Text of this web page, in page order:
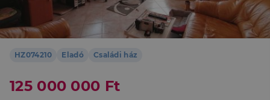
HZ074210 Eladó Családi ház
125 000 000 Ft